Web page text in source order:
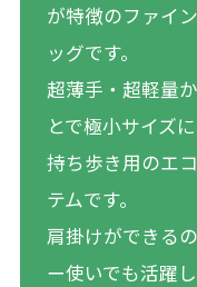
が特徴のファイ
ッグです。
超薄手・超軽量
とで極小サイズに
持ち歩き用のエ
テムです。
肩掛けができる
ー使いでも活躍し